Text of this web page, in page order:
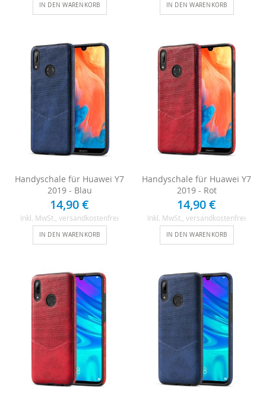
IN DEN WARENKORB IN DEN WARENKORB
Handyschale für Huawei Y7
2019 - Blau
14,90 €
Inkl. MwSt. , versandkostenfrei
IN DEN WARENKORB
Handyschale für Huawei Y7
2019 - Rot
14,90 €
Inkl. MwSt. , versandkostenfrei
IN DEN WARENKORB